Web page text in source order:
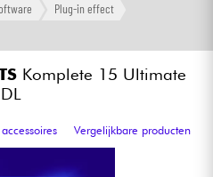
Plug-in effect
Komplete 15 Ultimate
Vergelijkbare producten